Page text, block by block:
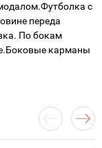
с
переда
По бокам
карманы